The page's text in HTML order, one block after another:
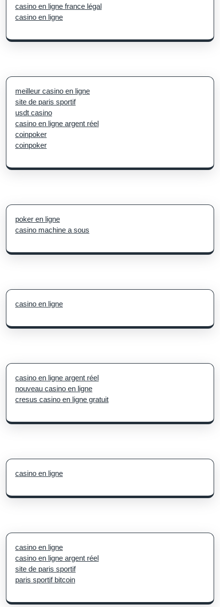
casino en ligne france légal
casino en ligne
meilleur casino en ligne
site de paris sportif
usdt casino
casino en ligne argent réel
coinpoker
coinpoker
poker en ligne
casino machine a sous
casino en ligne
casino en ligne argent réel
nouveau casino en ligne
cresus casino en ligne gratuit
casino en ligne
casino en ligne
casino en ligne argent réel
site de paris sportif
paris sportif bitcoin